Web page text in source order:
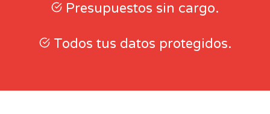
Presupuestos sin cargo.
Todos tus datos protegidos.